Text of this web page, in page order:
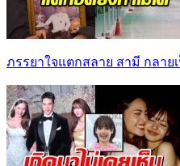
ภรรยาใจแตกสลาย สามี กลาย